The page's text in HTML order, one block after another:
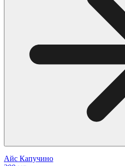
Айс Капучино